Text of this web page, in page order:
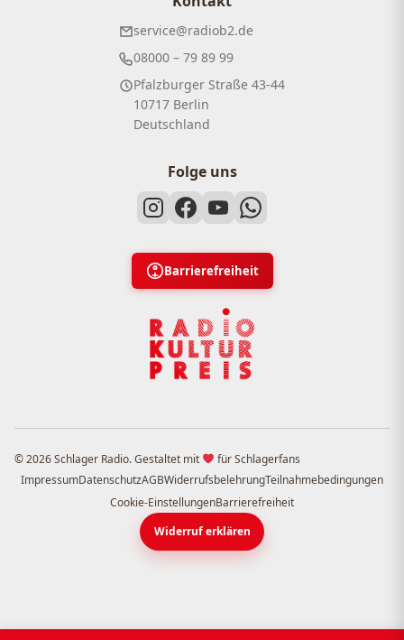
service@radiob2.de
08000 – 79 89 99
Pfalzburger Straße 43-44
10717 Berlin
Deutschland
Folge uns
Barrierefreiheit
© 2026 Schlager Radio. Gestaltet mit
für Schlagerfans
ImpressumDatenschutzAGBWiderrufsbelehrungTeilnahmebedingungen
Cookie-EinstellungenBarrierefreiheit
Widerruf erklären